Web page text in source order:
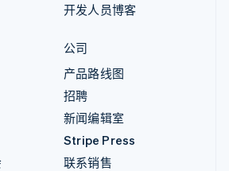
开发人员博客
公司
产品路线图
招聘
新闻编辑室
Stripe Press
联系销售